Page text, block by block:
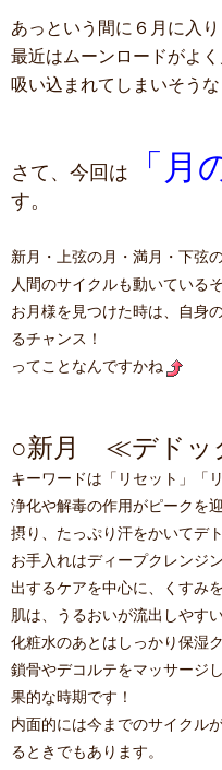
あっという間に６月に入り
最近はムーンロードがよく
吸い込まれてしまいそう
さて、今回は 「月
す。
新月・上弦の月・満月・下弦
人間のサイクルも動いているそ
お月様を見つけた時は、自身
るチャンス！
ってことなんですかね
○新月 ≪デドッ
キーワードは「リセット」「
浄化や解毒の作用がピークを
摂り、たっぷり汗をかいてデ
お手入れはディープクレンジ
出するケアを中心に、くすみ
肌は、うるおいが流出しやす
化粧水のあとはしっかり保湿
鎖骨やデコルテをマッサージ
果的な時期です！
内面的には今までのサイクル
るときでもあります。